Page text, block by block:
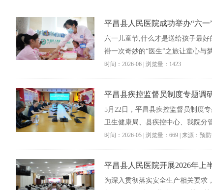
医院掠影 人才招聘
平昌县人民医院成功举办“六
六一儿童节,什么才是送给孩子最
褂一次奇妙的“医生”之旅让童心与
时间：2026-06 | 浏览量：1423
平昌县疾控监督员制度专题调
5月22日，平昌县疾控监督员制度
卫生健康局、县疾控中心、我院分
时间：2026-05 | 浏览量：669 | 来源：预
平昌县人民医院开展2026年
为深入贯彻落实安全生产相关要求